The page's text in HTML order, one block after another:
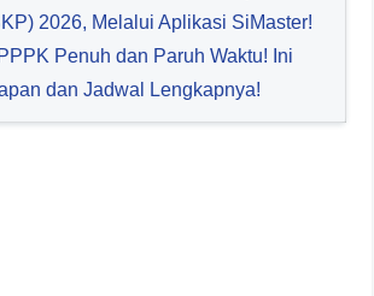
2026, Melalui Aplikasi SiMaster!
Penuh dan Paruh Waktu! Ini
dan Jadwal Lengkapnya!